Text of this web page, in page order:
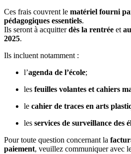
Ces frais couvrent le matériel fourni
pédagogiques essentiels.
Ils seront à acquitterdès la rentrée et
2025.
Ils incluent notamment :
l’agenda de l’école;
les feuilles volantes et cahiers
le cahier de traces en arts
les services de surveillance des
Pour toute question concernant la
paiement, veuillez communiquer avec